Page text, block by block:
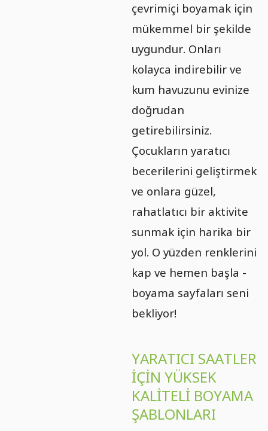
çevrimiçi boyamak için
mükemmel bir şekilde
uygundur. Onları
kolayca indirebilir ve
kum havuzunu evinize
doğrudan
getirebilirsiniz.
Çocukların yaratıcı
becerilerini geliştirmek
ve onlara güzel,
rahatlatıcı bir aktivite
sunmak için harika bir
yol. O yüzden renklerini
kap ve hemen başla -
boyama sayfaları seni
bekliyor!
YARATICI SAATLER
IÇIN YÜKSEK
KALITELI BOYAMA
ŞABLONLARI